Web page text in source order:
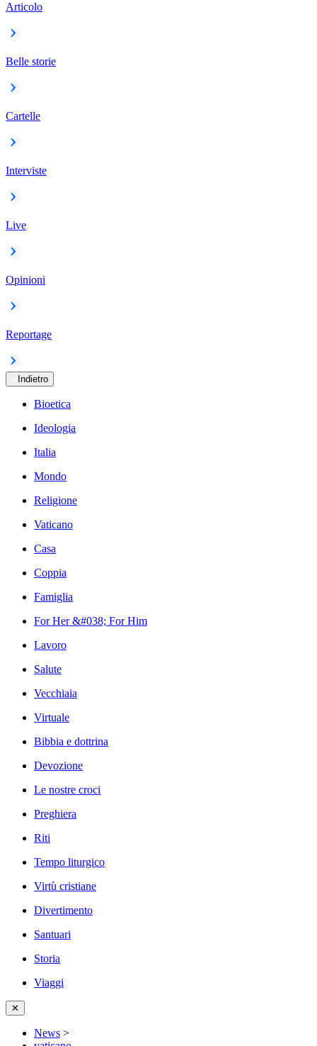
Articolo
Belle storie
Cartelle
Interviste
Live
Opinioni
Reportage
Indietro
Bioetica
Ideologia
Italia
Mondo
Religione
Vaticano
Casa
Coppia
Famiglia
For Her &#038; For Him
Lavoro
Salute
Vecchiaia
Virtuale
Bibbia e dottrina
Devozione
Le nostre croci
Preghiera
Riti
Tempo liturgico
Virtù cristiane
Divertimento
Santuari
Storia
Viaggi
✕
News >